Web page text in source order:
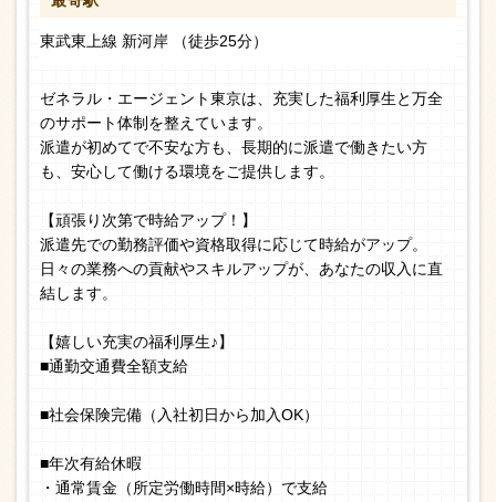
東武東上線 新河岸 （徒歩25分）
ゼネラル・エージェント東京は、充実した福利厚生と万全
のサポート体制を整えています。
派遣が初めてで不安な方も、長期的に派遣で働きたい方
も、安心して働ける環境をご提供します。
【頑張り次第で時給アップ！】
派遣先での勤務評価や資格取得に応じて時給がアップ。
日々の業務への貢献やスキルアップが、あなたの収入に直
結します。
【嬉しい充実の福利厚生♪】
■通勤交通費全額支給
■社会保険完備（入社初日から加入OK）
■年次有給休暇
・通常賃金（所定労働時間×時給）で支給